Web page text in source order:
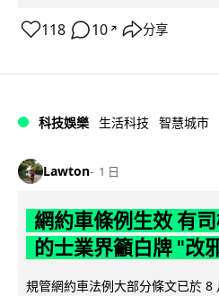
118 10 ↗ 分享
科技娛樂 生活科技 智慧城市
Lawton 1 日
網約車條例生效 有
的士業界籲白牌 "改
規管網約車法例大部分條文已於 8